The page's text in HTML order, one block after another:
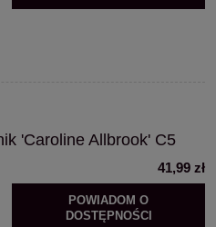
'Caroline Allbrook' C5
41,99 zł
POWIADOM O
DOSTĘPNOŚCI